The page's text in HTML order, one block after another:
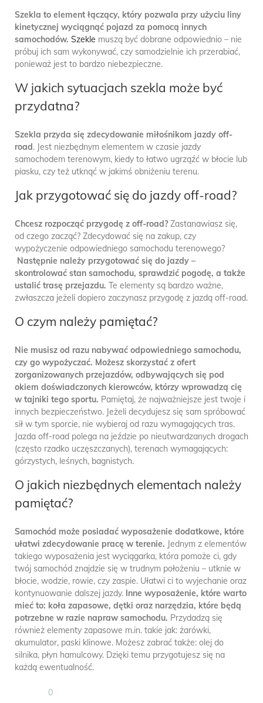
Szekla to element łączący, który pozwala przy użyciu liny
kinetycznej wyciągnąć pojazd za pomocą innych
samochodów. Szekle muszą być dobrane odpowiednio – nie
próbuj ich sam wykonywać, czy samodzielnie ich przerabiać,
ponieważ jest to bardzo niebezpieczne.
W jakich sytuacjach szekla może być
przydatna?
Szekla przyda się zdecydowanie miłośnikom jazdy off-
road. Jest niezbędnym elementem w czasie jazdy
samochodem terenowym, kiedy to łatwo ugrząźć w błocie lub
piasku, czy też utknąć w jakimś obniżeniu terenu.
Jak przygotować się do jazdy off-road?
Chcesz rozpocząć przygodę z off-road?Zastanawiasz się,
od czego zacząć? Zdecydować się na zakup, czy
wypożyczenie odpowiedniego samochodu terenowego?
Następnie należy przygotować się do jazdy –
skontrolować stan samochodu, sprawdzić pogodę, a także
ustalić trasę przejazdu. Te elementy są bardzo ważne,
zwłaszcza jeżeli dopiero zaczynasz przygodę z jazdą off-road.
O czym należy pamiętać?
Nie musisz od razu nabywać odpowiedniego samochodu,
czy go wypożyczać. Możesz skorzystać z ofert
zorganizowanych przejazdów, odbywających się pod
okiem doświadczonych kierowców, którzy wprowadzą cię
w tajniki tego sportu. Pamiętaj, że najważniejsze jest twoje i
innych bezpieczeństwo. Jeżeli decydujesz się sam spróbować
sił w tym sporcie, nie wybieraj od razu wymagających tras.
Jazda off-road polega na jeździe po nieutwardzanych drogach
(często rzadko uczęszczanych), terenach wymagających:
górzystych, leśnych, bagnistych.
O jakich niezbędnych elementach należy
pamiętać?
Samochód może posiadać wyposażenie dodatkowe, które
ułatwi zdecydowanie pracę w terenie. Jednym z elementów
takiego wyposażenia jest wyciągarka, która pomoże ci, gdy
twój samochód znajdzie się w trudnym położeniu – utknie w
błocie, wodzie, rowie, czy zaspie. Ułatwi ci to wyjechanie oraz
kontynuowanie dalszej jazdy. Inne wyposażenie, które warto
mieć to: koła zapasowe, dętki oraz narzędzia, które będą
potrzebne w razie napraw samochodu. Przydadzą się
również elementy zapasowe m.in. takie jak: żarówki,
akumulator, paski klinowe. Możesz zabrać także: olej do
silnika, płyn hamulcowy. Dzięki temu przygotujesz się na
każdą ewentualność.
0